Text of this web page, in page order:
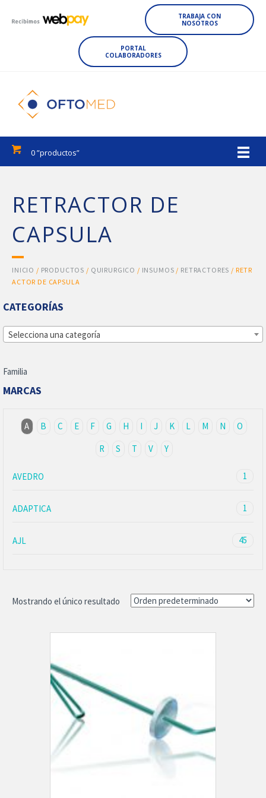
TRABAJA CON
NOSOTROS
PORTAL
COLABORADORES
0 ”productos”
RETRACTOR DE
CAPSULA
INICIO / PRODUCTOS / QUIRURGICO / INSUMOS / RETRACTORES / RETR
ACTOR DE CAPSULA
CATEGORÍAS
Selecciona una categoría
Familia
MARCAS
A B C E F G H I J K L M N
O
R
S T V Y
AVEDRO 1
ADAPTICA 1
AJL 45
Mostrando el único resultado